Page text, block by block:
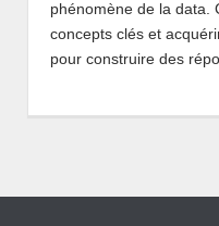
phénomène de la data.
concepts clés et
pour construire des